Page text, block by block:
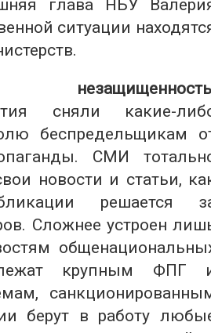
глава НБУ
ситуации
сняли какие-
беспредельщикам
СМИ
новости и статьи,
решается
Сложнее устроен
крупным ФПГ
берут в работу